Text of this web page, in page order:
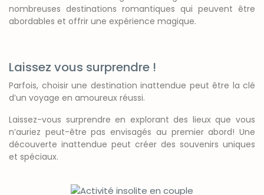
nombreuses destinations romantiques qui peuvent être
abordables et offrir une expérience magique.
Laissez vous surprendre !
Parfois, choisir une destination inattendue peut être la clé
d’un voyage en amoureux réussi.
Laissez-vous surprendre en explorant des lieux que vous
n’auriez peut-être pas envisagés au premier abord! Une
découverte inattendue peut créer des souvenirs uniques
et spéciaux.